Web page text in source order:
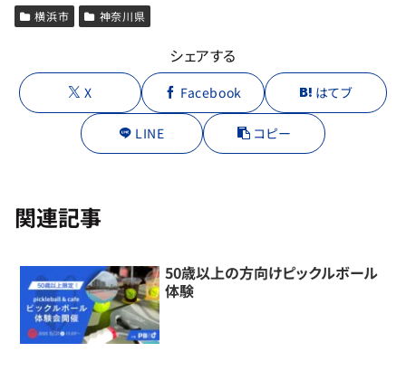
横浜市 神奈川県
シェアする
X Facebook はてブ
LINE コピー
関連記事
50歳以上の方向けピックルボール
体験